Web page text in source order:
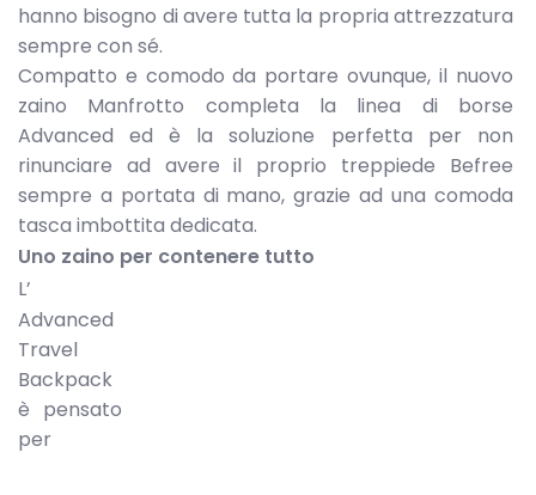
hanno bisogno di avere tutta la propria attrezzatura
sempre con sé.
Compatto e comodo da portare ovunque, il nuovo
zaino Manfrotto completa la linea di borse
Advanced ed è la soluzione perfetta per non
rinunciare ad avere il proprio treppiede Befree
sempre a portata di mano, grazie ad una comoda
tasca imbottita dedicata.
Uno zaino per contenere tutto
L’
Advanced
Travel
Backpack
è pensato
per